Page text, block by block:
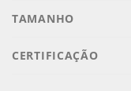
TAMANHO
CERTIFICAÇÃO